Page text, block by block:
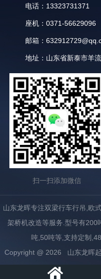
电话：13323731371
座机：0371-56629096
邮箱：
地址：山东省新泰市羊
扫一扫添加微信
山东龙晖专注双梁行车行吊,欧
架桥机改造等服务.型号有
吨,50吨等,支持定制
Copyright @ 2026 山东龙晖